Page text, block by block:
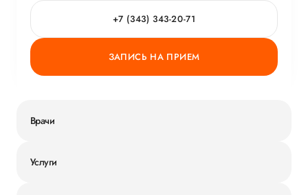
ГОРЯЧАЯ ЛИНИЯ КАЧЕСТВА
+7 (343) 343-20-71
ЗАПИСЬ НА ПРИЕМ
Врачи
Услуги